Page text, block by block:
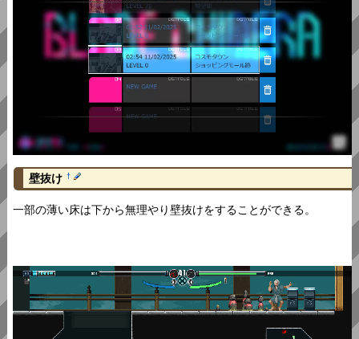
壁抜け †
一部の薄い床は下から無理やり壁抜けをすることができる。